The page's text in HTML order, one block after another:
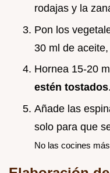
rodajas y la
Pon los
30 ml de
Hornea 15-20
estén tostados.
Añade las
solo para que
No las cocines